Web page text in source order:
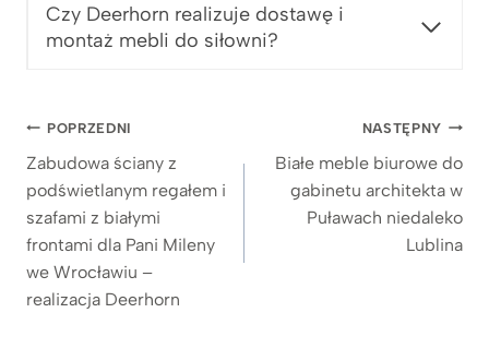
Czy Deerhorn realizuje dostawę i
montaż mebli do siłowni?
Nawigacja
wpisu
POPRZEDNI
Zabudowa ściany z
podświetlanym regałem i
szafami z białymi
frontami dla Pani Mileny
we Wrocławiu –
realizacja Deerhorn
NASTĘPNY
Białe meble biurowe do
gabinetu architekta w
Puławach niedaleko
Lublina